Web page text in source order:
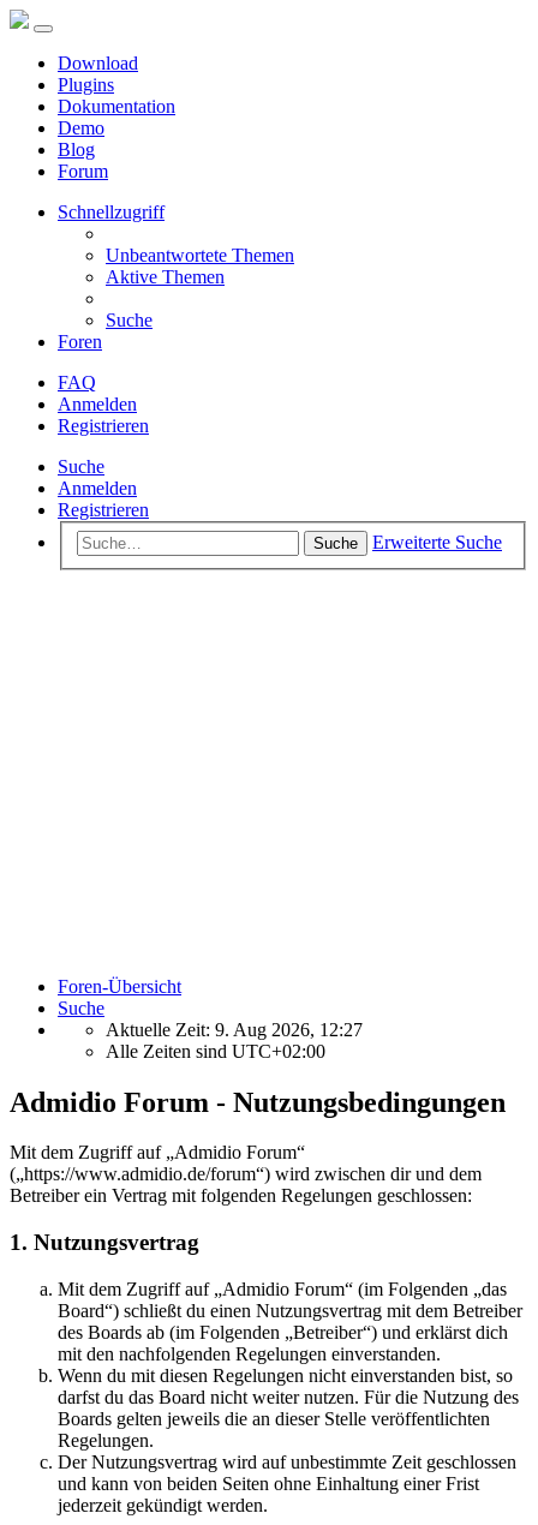
Download
Plugins
Dokumentation
Demo
Blog
Forum
Schnellzugriff
Unbeantwortete Themen
Aktive Themen
Suche
Foren
FAQ
Anmelden
Registrieren
Suche
Anmelden
Registrieren
Suche Erweiterte Suche
Foren-Übersicht
Suche
Aktuelle Zeit: 9. Aug 2026, 12:27
Alle Zeiten sind UTC+02:00
Admidio Forum - Nutzungsbedingungen
Mit dem Zugriff auf „Admidio Forum“
(„https://www.admidio.de/forum“) wird zwischen dir und dem
Betreiber ein Vertrag mit folgenden Regelungen geschlossen:
1. Nutzungsvertrag
Mit dem Zugriff auf „Admidio Forum“ (im Folgenden „das
Board“) schließt du einen Nutzungsvertrag mit dem Betreiber
des Boards ab (im Folgenden „Betreiber“) und erklärst dich
mit den nachfolgenden Regelungen einverstanden.
Wenn du mit diesen Regelungen nicht einverstanden bist, so
darfst du das Board nicht weiter nutzen. Für die Nutzung des
Boards gelten jeweils die an dieser Stelle veröffentlichten
Regelungen.
Der Nutzungsvertrag wird auf unbestimmte Zeit geschlossen
und kann von beiden Seiten ohne Einhaltung einer Frist
jederzeit gekündigt werden.